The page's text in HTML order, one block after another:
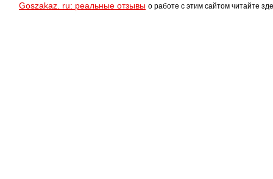
Goszakaz. ru: реальные отзывы о работе с этим сайтом читайте